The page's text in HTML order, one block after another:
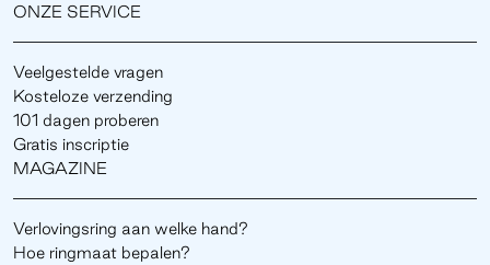
ONZE SERVICE
Veelgestelde vragen
Kosteloze verzending
101 dagen proberen
Gratis inscriptie
MAGAZINE
Verlovingsring aan welke hand?
Hoe ringmaat bepalen?